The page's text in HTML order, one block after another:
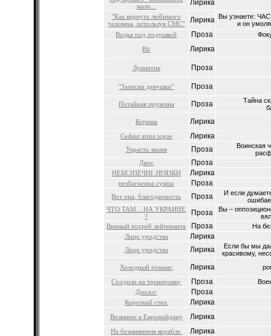
мало...
Лирика
"Как вернуть любимого
человека, используя СМС"
Лирика Вы узнаете:
и он
Водка под подушкой
Проза
Вії
Лирика
Луннатик Проза
"Записки девушки" Проза
Потайная пружина Проза
Тайна
Кореша
Лирика
Cedant arma togae Лирика
Украсть знамя Проза
Воинская
Двоє
Проза
НЕБЕЗПЕЧНІ ЗВ'ЯЗКИ Лирика
незбагненна суміш Проза
Вот она, благодарность Проза
И если
ЧТО ТАМ... НА УКРАИНЕ
?
Проза
Вы –
Винный погреб лейтенанта
Проза
На
Лицо уродства
Лирика
Лицо уродства Лирика
Если бы мы
красивому,
Холодный романс
Лирика
Сходили на тренировку
Проза
Диалог
Проза
Короткий стих Лирика
Возвание к Евромайдану Лирика
На безымянном корабле. Лирика